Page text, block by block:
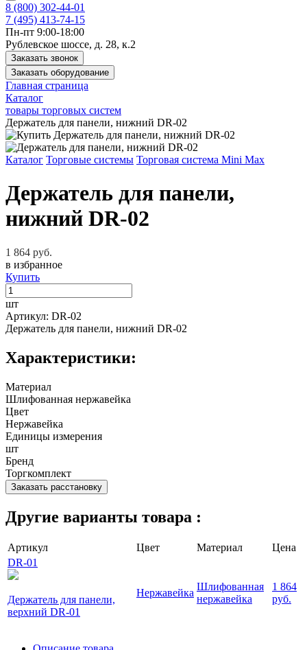
8 (800) 302-44-01
7 (495) 413-74-15
Пн-пт 9:00-18:00
Рублевское шоссе, д. 28, к.2
Заказать звонок
Заказать оборудование
Главная страница
Каталог
товары торговых систем
Держатель для панели, нижний DR-02
Каталог Торговые системы Торговая система Mini Max
Держатель для панели,
нижний DR-02
1 864 руб.
в избранное
Купить
шт
Артикул: DR-02
Держатель для панели, нижний DR-02
Характеристики:
Материал
Шлифованная нержавейка
Цвет
Нержавейка
Единицы измерения
шт
Бренд
Торгкомплект
Заказать расстановку
Другие варианты товара :
Артикул Цвет Материал
Цена
DR-01
Держатель для панели,
верхний DR-01
Нержавейка
Шлифованная
нержавейка
1 864
руб.